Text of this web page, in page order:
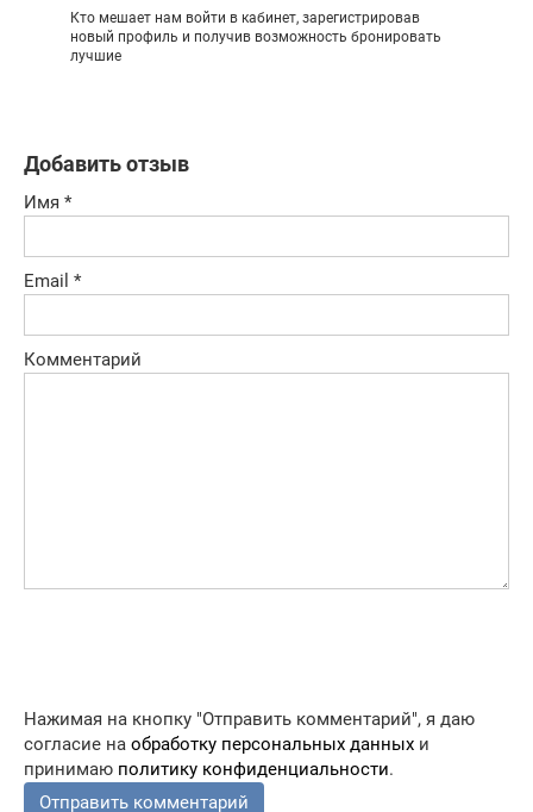
Кто мешает нам войти в кабинет, зарегистрировав
новый профиль и получив возможность бронировать
лучшие
Добавить отзыв
Имя *
Email *
Комментарий
Нажимая на кнопку "Отправить комментарий", я даю
согласие на обработку персональных данных и
принимаю политику конфиденциальности.